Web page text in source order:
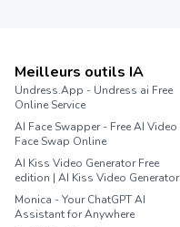
Meilleurs outils IA
Undress.App - Undress ai Free
Online Service
AI Face Swapper - Free AI Video
Face Swap Online
AI Kiss Video Generator Free
edition | AI Kiss Video Generator
Monica - Your ChatGPT AI
Assistant for Anywhere